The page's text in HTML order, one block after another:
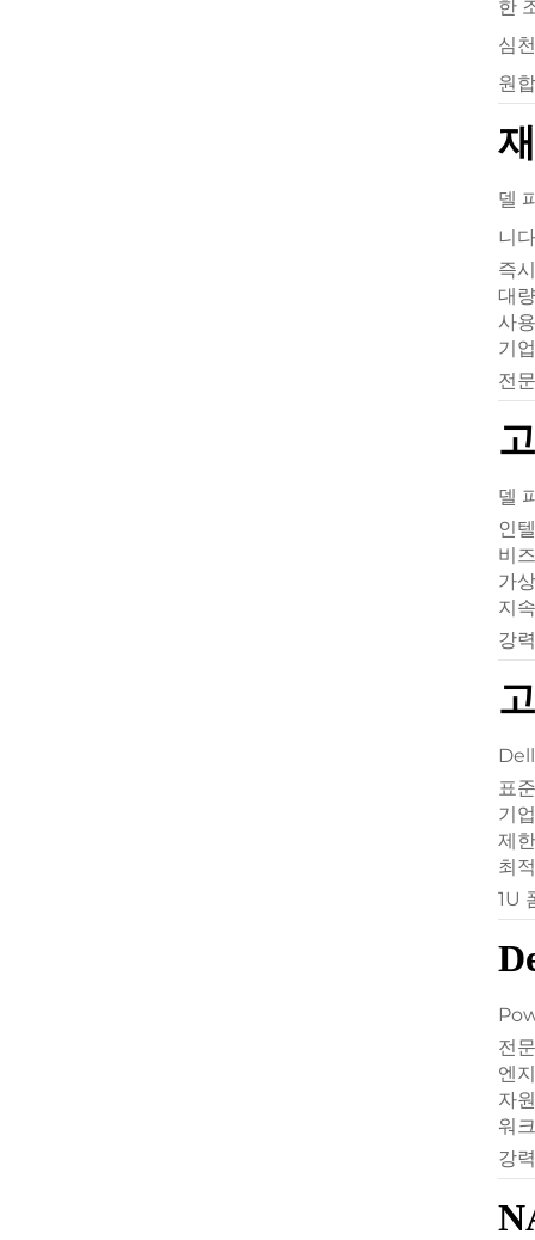
한
심
원
델
니
즉
대
사
기
전
델
인
비
가
지
강
표
기
제
최
1U
전
엔
자
워
강